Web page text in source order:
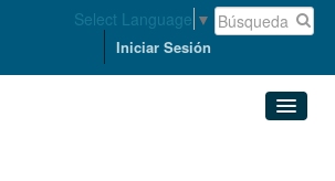
Select Language ▼
Iniciar Sesión